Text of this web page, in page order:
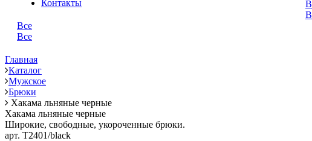
Контакты
Все
Все
Главная
Каталог
Мужское
Брюки
Хакама льняные черные
Хакама льняные черные
Широкие, свободные, укороченные брюки.
арт. T2401/black